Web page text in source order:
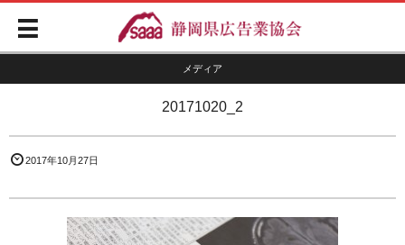
メディア
20171020_2
2017年10月27日